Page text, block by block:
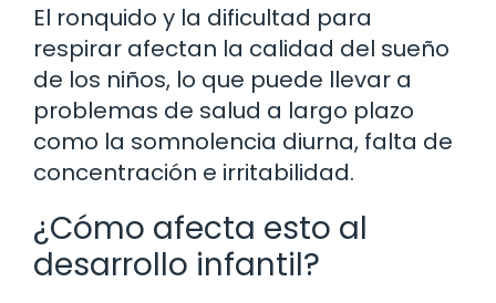
El ronquido y la dificultad para
respirar afectan la calidad del sueño
de los niños, lo que puede llevar a
problemas de salud a largo plazo
como la somnolencia diurna, falta de
concentración e irritabilidad.
¿Cómo afecta esto al
desarrollo infantil?